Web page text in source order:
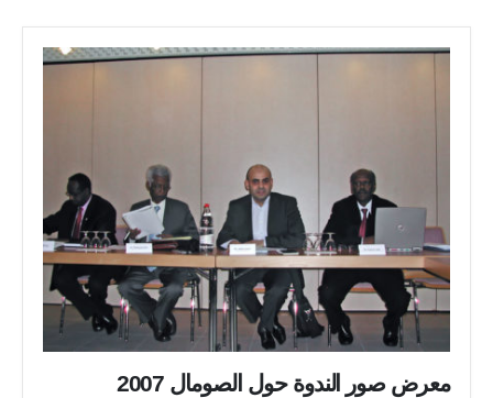
معرض صور الندوة حول الصومال 2007